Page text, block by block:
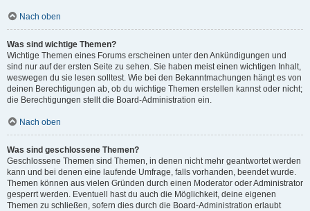
Nach oben
Was sind wichtige Themen?
Wichtige Themen eines Forums erscheinen unter den Ankündigungen und
sind nur auf der ersten Seite zu sehen. Sie haben meist einen wichtigen Inhalt,
weswegen du sie lesen solltest. Wie bei den Bekanntmachungen hängt es von
deinen Berechtigungen ab, ob du wichtige Themen erstellen kannst oder nicht;
die Berechtigungen stellt die Board-Administration ein.
Nach oben
Was sind geschlossene Themen?
Geschlossene Themen sind Themen, in denen nicht mehr geantwortet werden
kann und bei denen eine laufende Umfrage, falls vorhanden, beendet wurde.
Themen können aus vielen Gründen durch einen Moderator oder Administrator
gesperrt werden. Eventuell hast du auch die Möglichkeit, deine eigenen
Themen zu schließen, sofern dies durch die Board-Administration erlaubt